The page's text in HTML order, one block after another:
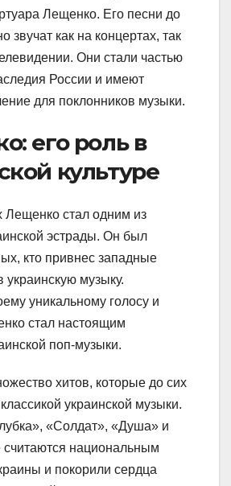
Лещенко. Его песни до
звучат как на концертах, так
Они стали частью
России и имеют
для поклонников музыки.
его роль в
культуре
Лещенко стал одним из
эстрады. Он был
кто привнес западные
украинскую музыку.
уникальному голосу и
стал настоящим
поп-музыки.
хитов, которые до сих
украинской музыки.
«Солдат», «Душа» и
считаются национальным
и покорили сердца